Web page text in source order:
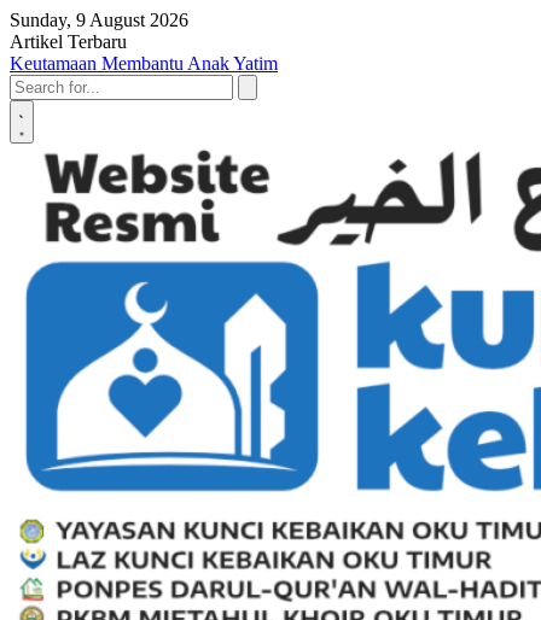
Skip to content
Sunday, 9 August 2026
Artikel Terbaru
Penyerahan SK LAZ Kunci Kebaikan OKU Timur, Tonggak Baru
Penguatan Pelayanan Umat